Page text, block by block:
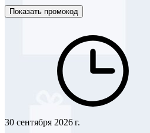
Показать промокод
30 сентября 2026 г.